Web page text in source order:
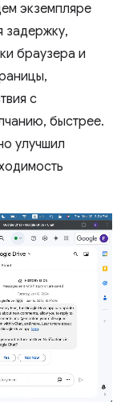
экземпляре
задержку,
браузера и
с
быстрее.
улучшил